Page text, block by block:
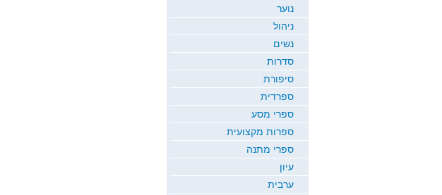
נוער
ניהול
נשים
סדרות
סיפורת
ספרדית
ספרי מסע
ספרות מקצועית
ספרי מתנה
עיון
ערבית